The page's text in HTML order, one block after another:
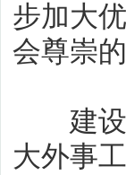
步加大
会尊崇
建设
大外事